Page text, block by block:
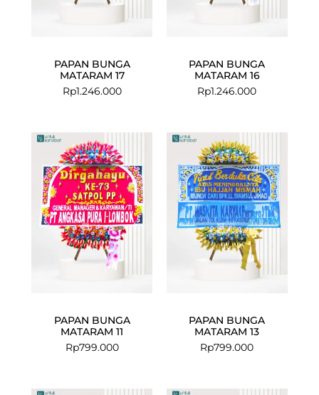
PAPAN BUNGA
MATARAM 17
Rp1.246.000
PAPAN BUNGA
MATARAM 16
Rp1.246.000
PAPAN BUNGA
MATARAM 11
Rp799.000
PAPAN BUNGA
MATARAM 13
Rp799.000